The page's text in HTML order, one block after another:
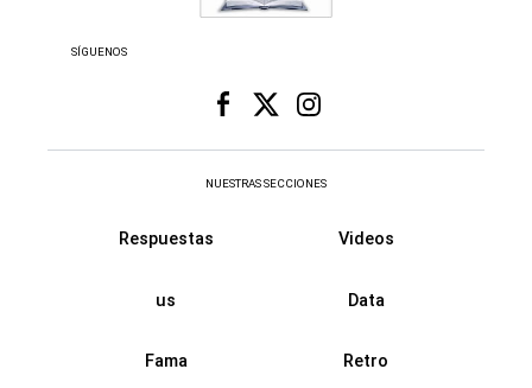
SÍGUENOS
NUESTRAS SECCIONES
Respuestas Videos
us Data
Fama Retro